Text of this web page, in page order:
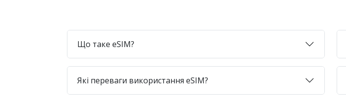
Що таке eSIM?
Які переваги використання eSIM?